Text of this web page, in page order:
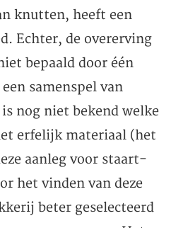
knutten, heeft een
Echter, de overerving
bepaald door één
samenspel van
nog niet bekend welke
erfelijk materiaal (het
aanleg voor staart-
het vinden van deze
beter geselecteerd